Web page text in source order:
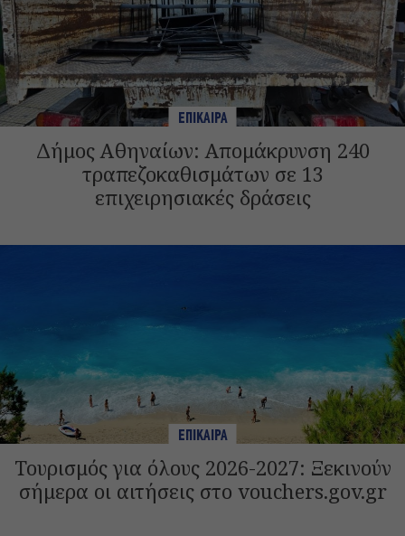
ΕΠΙΚΑΙΡΑ
Δήμος Αθηναίων: Απομάκρυνση 240
τραπεζοκαθισμάτων σε 13
επιχειρησιακές δράσεις
ΕΠΙΚΑΙΡΑ
Τουρισμός για όλους 2026-2027: Ξεκινούν
σήμερα οι αιτήσεις στο vouchers.gov.gr